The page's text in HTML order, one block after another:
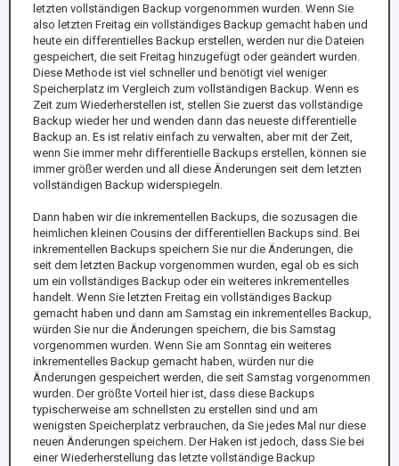
letzten vollständigen Backup vorgenommen wurden. Wenn Sie
also letzten Freitag ein vollständiges Backup gemacht haben und
heute ein differentielles Backup erstellen, werden nur die Dateien
gespeichert, die seit Freitag hinzugefügt oder geändert wurden.
Diese Methode ist viel schneller und benötigt viel weniger
Speicherplatz im Vergleich zum vollständigen Backup. Wenn es
Zeit zum Wiederherstellen ist, stellen Sie zuerst das vollständige
Backup wieder her und wenden dann das neueste differentielle
Backup an. Es ist relativ einfach zu verwalten, aber mit der Zeit,
wenn Sie immer mehr differentielle Backups erstellen, können sie
immer größer werden und all diese Änderungen seit dem letzten
vollständigen Backup widerspiegeln.
Dann haben wir die inkrementellen Backups, die sozusagen die
heimlichen kleinen Cousins der differentiellen Backups sind. Bei
inkrementellen Backups speichern Sie nur die Änderungen, die
seit dem letzten Backup vorgenommen wurden, egal ob es sich
um ein vollständiges Backup oder ein weiteres inkrementelles
handelt. Wenn Sie letzten Freitag ein vollständiges Backup
gemacht haben und dann am Samstag ein inkrementelles Backup,
würden Sie nur die Änderungen speichern, die bis Samstag
vorgenommen wurden. Wenn Sie am Sonntag ein weiteres
inkrementelles Backup gemacht haben, würden nur die
Änderungen gespeichert werden, die seit Samstag vorgenommen
wurden. Der größte Vorteil hier ist, dass diese Backups
typischerweise am schnellsten zu erstellen sind und am
wenigsten Speicherplatz verbrauchen, da Sie jedes Mal nur diese
neuen Änderungen speichern. Der Haken ist jedoch, dass Sie bei
einer Wiederherstellung das letzte vollständige Backup